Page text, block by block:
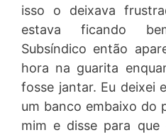
isso o deixava
estava ficando
Subsíndico então
hora na guarita
fosse jantar. Eu deixei
um banco embaixo do
mim e disse para